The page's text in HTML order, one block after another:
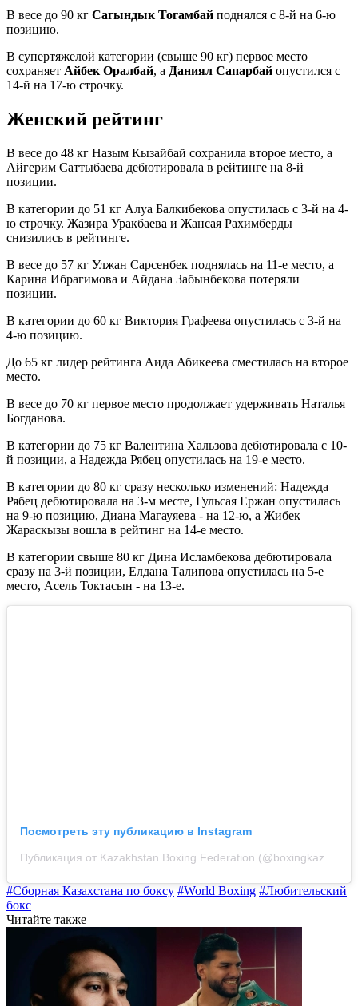
В весе до 90 кг Сагындык Тогамбай поднялся с 8-й на 6-ю
позицию.
В супертяжелой категории (свыше 90 кг) первое место
сохраняет Айбек Оралбай, а Даниял Сапарбай опустился с
14-й на 17-ю строчку.
Женский рейтинг
В весе до 48 кг Назым Кызайбай сохранила второе место, а
Айгерим Саттыбаева дебютировала в рейтинге на 8-й
позиции.
В категории до 51 кг Алуа Балкибекова опустилась с 3-й на 4-
ю строчку. Жазира Уракбаева и Жансая Рахимберды
снизились в рейтинге.
В весе до 57 кг Улжан Сарсенбек поднялась на 11-е место, а
Карина Ибрагимова и Айдана Забынбекова потеряли
позиции.
В категории до 60 кг Виктория Графеева опустилась с 3-й на
4-ю позицию.
До 65 кг лидер рейтинга Аида Абикеева сместилась на второе
место.
В весе до 70 кг первое место продолжает удерживать Наталья
Богданова.
В категории до 75 кг Валентина Хальзова дебютировала с 10-
й позиции, а Надежда Рябец опустилась на 19-е место.
В категории до 80 кг сразу несколько изменений: Надежда
Рябец дебютировала на 3-м месте, Гульсая Ержан опустилась
на 9-ю позицию, Диана Магауяева - на 12-ю, а Жибек
Жараскызы вошла в рейтинг на 14-е место.
В категории свыше 80 кг Дина Исламбекова дебютировала
сразу на 3-й позиции, Елдана Талипова опустилась на 5-е
место, Асель Токтасын - на 13-е.
Посмотреть эту публикацию в Instagram
#Сборная Казахстана по боксу #World Boxing #Любительский
бокс
Читайте также